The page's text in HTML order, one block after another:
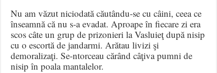
Nu am văzut niciodată căutându-se cu câini, ceea ce
înseamnă că nu s-a evadat. Aproape în fiecare zi era
scos câte un grup de prizonieri la Vasluieţ după nisip
cu o escortă de jandarmi. Arătau livizi şi
demoralizaţi. Se-ntorceau cărând câţiva pumni de
nisip în poala mantalelor.